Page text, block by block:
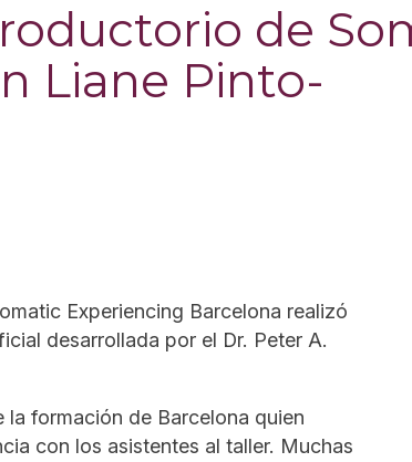
de
Liane Pinto-
Experiencing Barcelona realizó
desarrollada por el Dr. Peter A.
formación de Barcelona quien
con los asistentes al taller. Muchas